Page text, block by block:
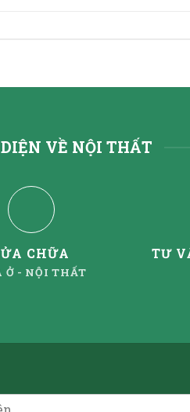
VỀ NỘI THẤT
CHỮA
Ở - NỘI THẤT
TƯ